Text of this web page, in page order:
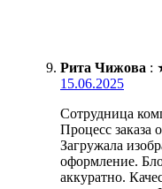
Рита Чижова :
15.06.2025
Сотрудница
Процесс заказа
Загружала
оформление.
аккуратно.